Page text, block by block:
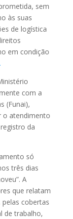
sem
às suas
de logística
em condição
com a
(Funai),
o atendimento
da
só
três dias
A
que relatam
cobertas
de trabalho,